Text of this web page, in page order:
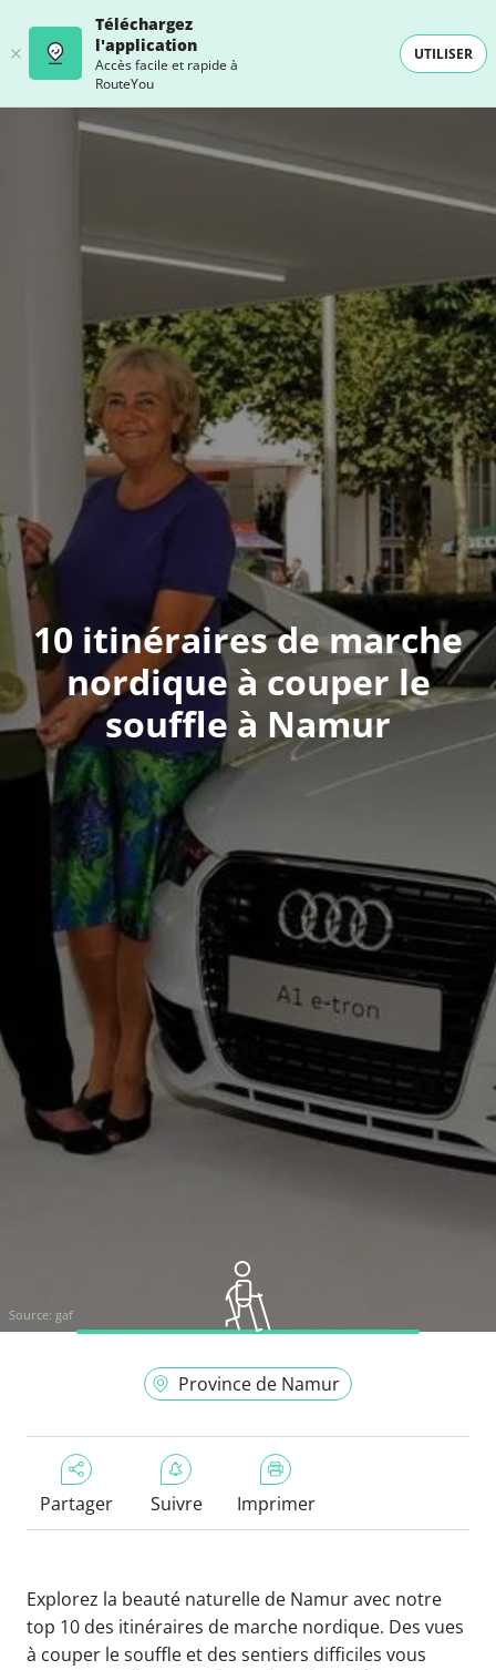
Téléchargez
l'application
Accès facile et rapide à
RouteYou
UTILISER
10 itinéraires de marche
nordique à couper le
souffle à Namur
Source: gaf
Province de Namur
Partager Suivre Imprimer
Explorez la beauté naturelle de Namur avec notre
top 10 des itinéraires de marche nordique. Des vues
à couper le souffle et des sentiers difficiles vous